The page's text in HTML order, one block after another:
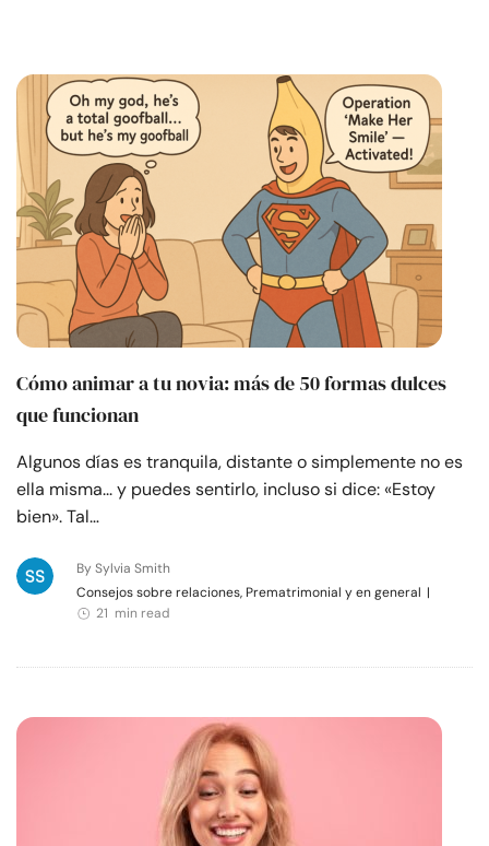
Cómo animar a tu novia: más de 50 formas dulces
que funcionan
Algunos días es tranquila, distante o simplemente no es
ella misma... y puedes sentirlo, incluso si dice: «Estoy
bien». Tal…
By Sylvia Smith
Consejos sobre relaciones, Prematrimonial y en general |
21 min read